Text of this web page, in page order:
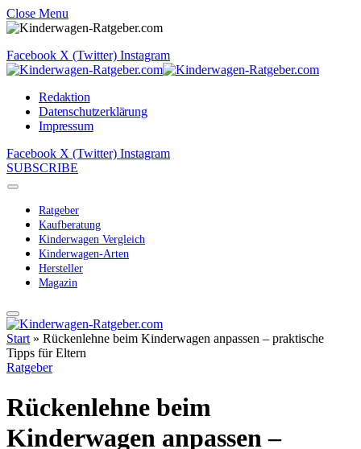
Close Menu
Facebook X (Twitter) Instagram
Redaktion
Datenschutzerklärung
Impressum
Facebook X (Twitter) Instagram
SUBSCRIBE
Ratgeber
Kaufberatung
Kinderwagen Vergleich
Kinderwagen-Arten
Hersteller
Magazin
Start » Rückenlehne beim Kinderwagen anpassen – praktische
Tipps für Eltern
Ratgeber
Rückenlehne beim
Kinderwagen anpassen –